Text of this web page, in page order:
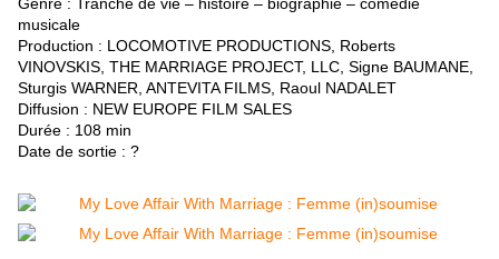
musicale
Production : LOCOMOTIVE PRODUCTIONS, Roberts
VINOVSKIS, THE MARRIAGE PROJECT, LLC, Signe BAUMANE,
Sturgis WARNER, ANTEVITA FILMS, Raoul NADALET
Diffusion : NEW EUROPE FILM SALES
Durée : 108 min
Date de sortie : ?